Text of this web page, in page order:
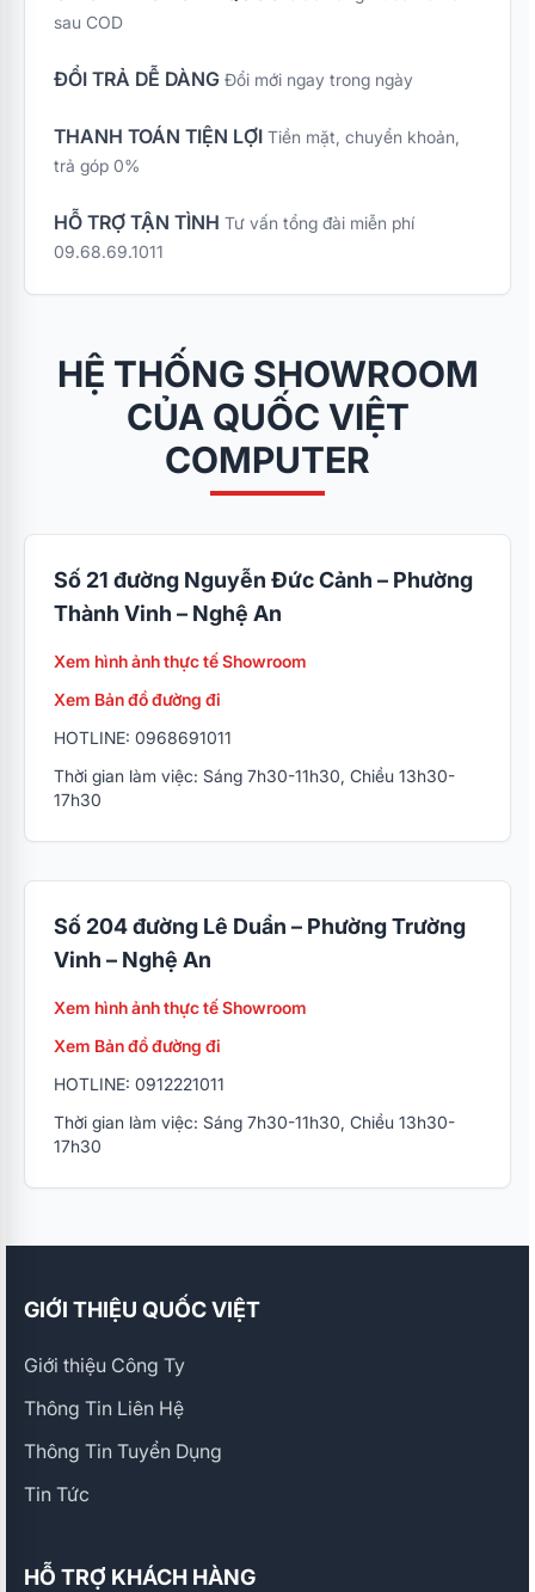
tối đa cho các bạn tân
nhập học, chương
trình ưu đãi đặc biệt
Sinh Viên – Sắm 4
Nhận 7" mang đến bộ
Kangaroo cao cấp với
mức chi phí tối ưu nhất
thiết thực.
sau COD
ĐỔI TRẢ DỄ DÀNG Đổi mới ngay trong ngày
THANH TOÁN TIỆN LỢI Tiền mặt, chuyển khoản,
trả góp 0%
HỖ TRỢ TẬN TÌNH Tư vấn tổng đài miễn phí
09.68.69.1011
HỆ THỐNG SHOWROOM
CỦA QUỐC VIỆT
COMPUTER
Số 21 đường Nguyễn Đức Cảnh – Phường
Thành Vinh – Nghệ An
Xem hình ảnh thực tế Showroom
Xem Bản đồ đường đi
HOTLINE: 0968691011
Thời gian làm việc: Sáng 7h30-11h30, Chiều 13h30-
17h30
Số 204 đường Lê Duẩn – Phường Trường
Vinh – Nghệ An
Xem hình ảnh thực tế Showroom
Xem Bản đồ đường đi
HOTLINE: 0912221011
Thời gian làm việc: Sáng 7h30-11h30, Chiều 13h30-
17h30
GIỚI THIỆU QUỐC VIỆT
Giới thiệu Công Ty
Thông Tin Liên Hệ
Thông Tin Tuyển Dụng
Tin Tức
HỖ TRỢ KHÁCH HÀNG